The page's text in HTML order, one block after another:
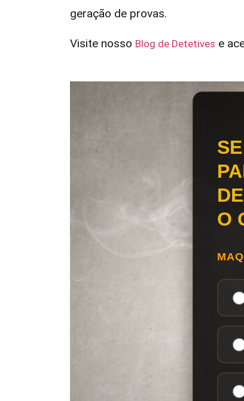
geração de provas.
Visite nosso Blog de Detetives e
O